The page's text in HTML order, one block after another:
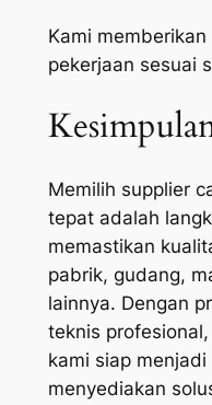
Kami
pekerjaan sesuai
Memilih supplier
tepat adalah
memastikan
pabrik, gudang,
lainnya. Dengan
teknis
kami siap
menyediakan